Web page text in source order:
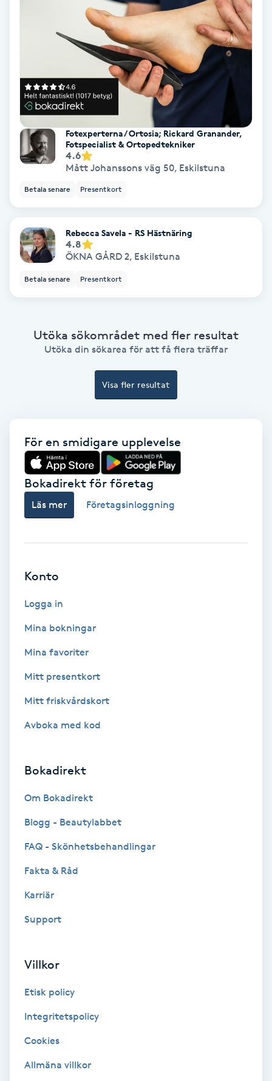
Damklippning
Dermapen
Diamantslipning
Extensions
Extensions borttagning
Eyeliner-tatuering
Face framing
Fettreducering
Fibromassage
Fillers
Fotvård
Fransar
Fransfärgning
Fransförlängning Megavolym
Fransförlängning Volym
Fransrengöring
Frekvensterapi
Friskvård
Friskvårdsmassage
Funktionsanalys
Fotexperterna / Ortosia; Rickard Granander,
Fotspecialist & Ortopedtekniker
4.6
Mått Johanssons väg 50, Eskilstuna
Betala senare Presentkort
Rebecca Savela - RS Hästnäring
4.8
ÖKNA GÅRD 2, Eskilstuna
Betala senare Presentkort
Utöka sökområdet med fler resultat
Utöka din sökarea för att få flera träffar
Visa fler resultat
För en smidigare upplevelse
Bokadirekt för företag
Läs mer Företagsinloggning
Konto
Logga in
Mina bokningar
Mina favoriter
Mitt presentkort
Mitt friskvårdskort
Avboka med kod
Bokadirekt
Om Bokadirekt
Blogg - Beautylabbet
FAQ - Skönhetsbehandlingar
Fakta & Råd
Karriär
Support
Villkor
Etisk policy
Integritetspolicy
Cookies
Allmäna villkor